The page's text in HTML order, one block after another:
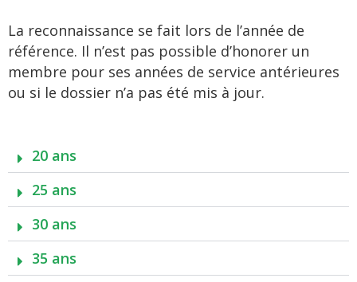
La reconnaissance se fait lors de l’année de
référence. Il n’est pas possible d’honorer un
membre pour ses années de service antérieures
ou si le dossier n’a pas été mis à jour.
20 ans
25 ans
30 ans
35 ans